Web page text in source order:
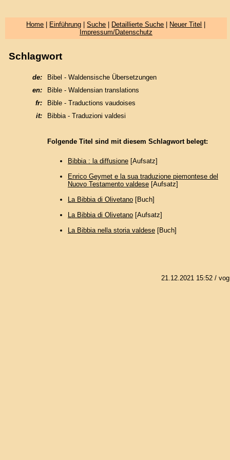
Home Einführung |Suche Detaillierte Suche Neuer Titel
Impressum/Datenschutz
Schlagwort
de:
Bibel - Waldensische Übersetzungen
en:
Bible - Waldensian translations
fr:
Bible - Traductions vaudoises
it:
Bibbia - Traduzioni valdesi
Folgende Titel sind mit diesem Schlagwort belegt:
Bibbia : la diffusione[Aufsatz]
Enrico Geymet e la sua traduzione piemontese del
Nuovo Testamento valdese[Aufsatz]
La Bibbia di Olivetano[Buch]
La Bibbia di Olivetano[Aufsatz]
La Bibbia nella storia valdese[Buch]
21.12.2021 15:52/ vog